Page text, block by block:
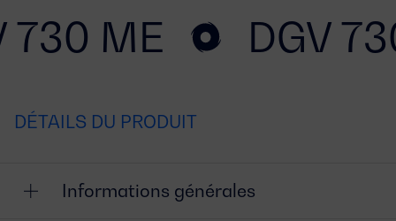
730 ME DGV
DÉTAILS DU PRODUIT
Informations générales